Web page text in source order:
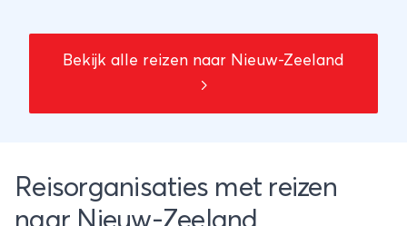
Bekijk alle reizen naar Nieuw-Zeeland
Reisorganisaties met reizen